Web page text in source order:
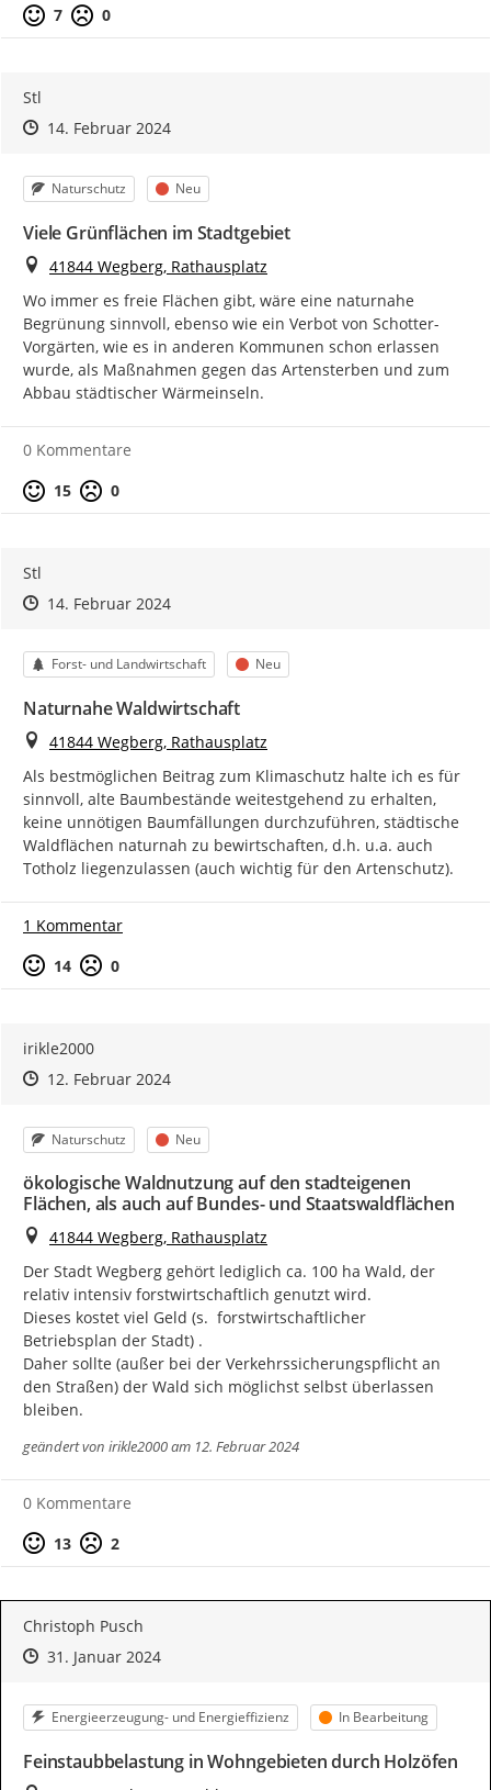
Positive Bewertung
7 Negative Bewertung
0
Stl
Zeitpunkt des Erstellens
Zeitpunkt des Erstellens
14. Februar 2024Zur Äußerung
Kategorie
Naturschutz Status
Neu
Viele Grünflächen im Stadtgebiet
Ort
41844 Wegberg, Rathausplatz
Wo immer es freie Flächen gibt, wäre eine naturnahe
Begrünung sinnvoll, ebenso wie ein Verbot von Schotter-
Vorgärten, wie es in anderen Kommunen schon erlassen
wurde, als Maßnahmen gegen das Artensterben und zum
Abbau städtischer Wärmeinseln.
0 Kommentare
Positive Bewertung
15 Negative Bewertung
0
Stl
Zeitpunkt des Erstellens
Zeitpunkt des Erstellens
14. Februar 2024Zur Äußerung
Kategorie
Forst- und Landwirtschaft Status
Neu
Naturnahe Waldwirtschaft
Ort
41844 Wegberg, Rathausplatz
Als bestmöglichen Beitrag zum Klimaschutz halte ich es für
sinnvoll, alte Baumbestände weitestgehend zu erhalten,
keine unnötigen Baumfällungen durchzuführen, städtische
Waldflächen naturnah zu bewirtschaften, d.h. u.a. auch
Totholz liegenzulassen (auch wichtig für den Artenschutz).
1 Kommentar
Positive Bewertung
14 Negative Bewertung
0
irikle2000
Zeitpunkt des Erstellens
Zeitpunkt des Erstellens
12. Februar 2024Zur Äußerung
Kategorie
Naturschutz Status
Neu
ökologische Waldnutzung auf den stadteigenen
Flächen, als auch auf Bundes- und Staatswaldflächen
Ort
41844 Wegberg, Rathausplatz
Der Stadt Wegberg gehört lediglich ca. 100 ha Wald, der
relativ intensiv forstwirtschaftlich genutzt wird.
Dieses kostet viel Geld (s.  forstwirtschaftlicher
Betriebsplan der Stadt) .
Daher sollte (außer bei der Verkehrssicherungspflicht an
den Straßen) der Wald sich möglichst selbst überlassen
bleiben.
geändert von irikle2000am 12. Februar 2024
0 Kommentare
Positive Bewertung
13 Negative Bewertung
2
Christoph Pusch
Zeitpunkt des Erstellens
Zeitpunkt des Erstellens
31. Januar 2024Zur Äußerung
Kategorie
Energieerzeugung- und Energieffizienz Status
In Bearbeitung
Feinstaubbelastung in Wohngebieten durch Holzöfen